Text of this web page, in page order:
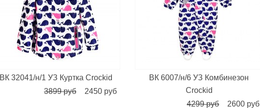
ВК 32041/н/1 УЗ Куртка Crockid
3899 руб
2450 руб
ВК 6007/н/6 УЗ Комбинезон
Crockid
4299 руб
2600 руб